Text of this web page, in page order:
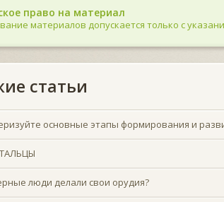
право на материал
материалов допускается только с
статьи
основные этапы формирования и
люди делали свои орудия?